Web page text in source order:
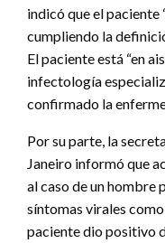
indicó que el paciente
cumpliendo la
El paciente está “en
infectología
confirmado la
Por su parte, la
Janeiro informó que
al caso de un hombre
síntomas virales
paciente dio positivo